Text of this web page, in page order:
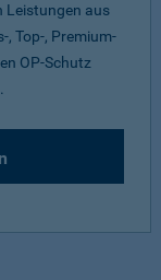
Leistungen aus
Top-, Premium-
OP-Schutz